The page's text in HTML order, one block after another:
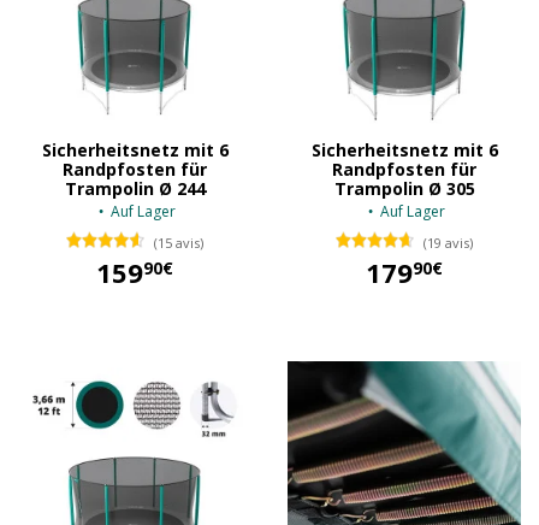
Sicherheitsnetz mit 6
Randpfosten für
Trampolin Ø 244
Auf Lager
(15 avis)
15990€
Sicherheitsnetz mit 6
Randpfosten für
Trampolin Ø 305
Auf Lager
(19 avis)
17990€